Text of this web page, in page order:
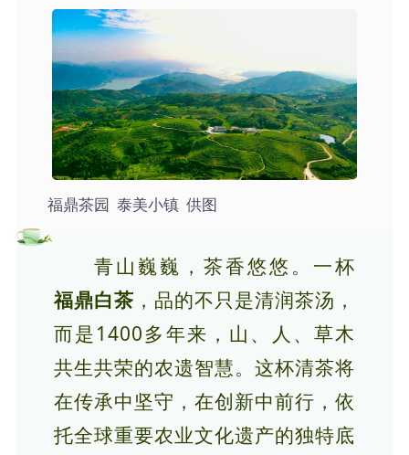
福鼎茶园 泰美小镇 供图
青山巍巍，茶香悠悠。一杯
福鼎白茶 ，品的不只是清润茶汤，
而是1400多年来，山、人、草木
共生共荣的农遗智慧。这杯清茶将
在传承中坚守，在创新中前行，依
托全球重要农业文化遗产的独特底